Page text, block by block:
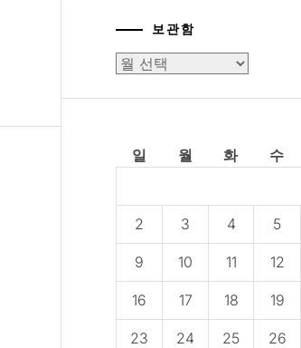
보관함
보
일
월 화 수
2 3 4 5
9 10 11 12
16 17 18 19
23 24 25 26